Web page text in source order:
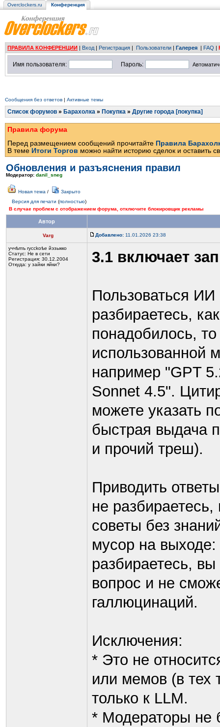
Overclockers.ru Конференция
ПРАВИЛА КОНФЕРЕНЦИИ | Вход | Регистрация | Пользователи | Галерея | FAQ |
Имя пользователя: Пароль:
Сообщения без ответов | Активные темы
Список форумов » Барахолка » Покупка » Другие города [покупка]
Правила форума
Перед размещением сообщений прочитайте Правила
В теме Итоги Торгов можно найти историю сделок и оставить
Обновления и разъяснения правил
Модератор: danil_sneg
Новая тема /
Закрыто
Версия для печати (полностью)
В случае проблем с отображением форума, отключите блокировщик рекламы
Автор
Varg Добавлено: 11.01.2026 23:38
yччѣmъ rycckoѣе йэзыккo
Статус: Не в сети
Регистрация: 30.12.2004
Откуда: у зайки яйки?
3.1 включает
Пользоваться
разбираетесь,
понадобилось,
использованной
например "GPT
Sonnet 4.5".
можете указать
быстрая выдача
и прочий треш).
Приводить
не
советы без
мусор на
разбираетесь,
вопрос и не
галлюцинаций.
Исключения:
* Это не
или мемов (в тех
только к LLM.
* Модераторы не